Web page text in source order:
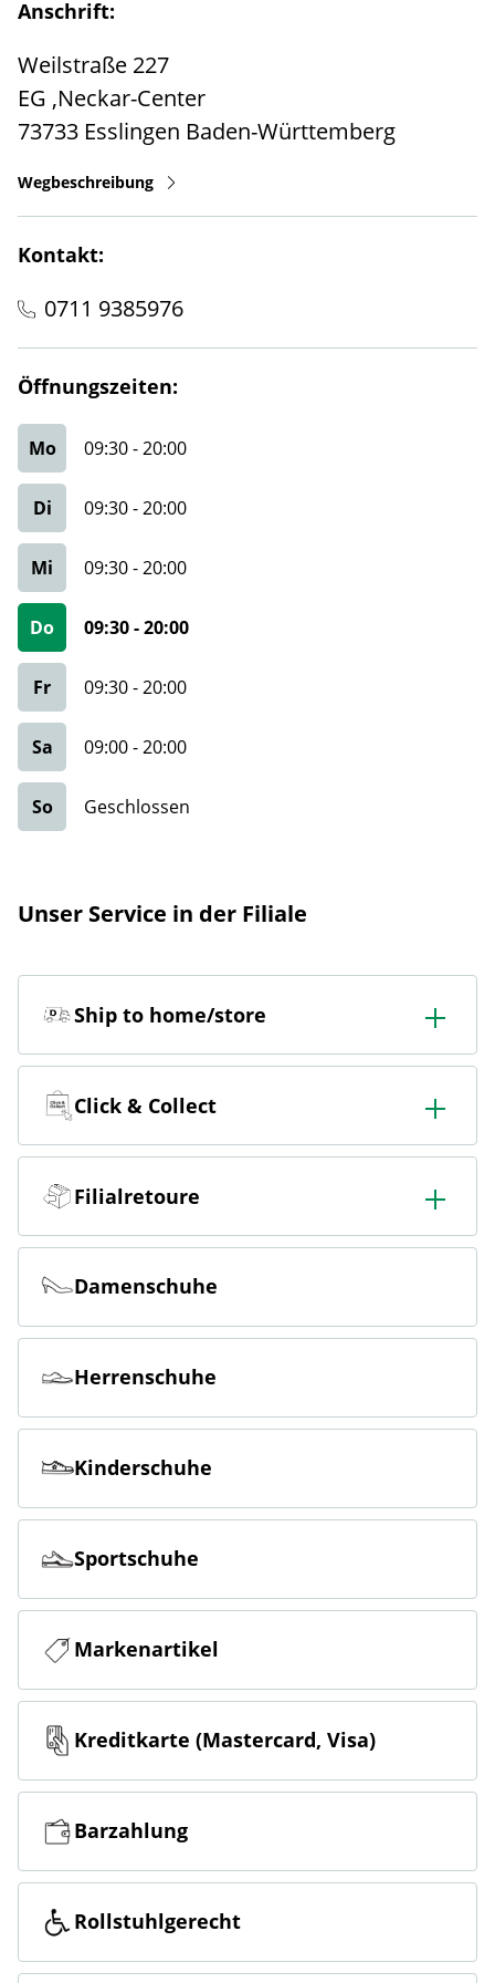
Anschrift:
Weilstraße 227
EG ,Neckar-Center
73733 Esslingen Baden-Württemberg
Wegbeschreibung
Kontakt:
0711 9385976
Öffnungszeiten:
Mo 09:30-20:00
Di 09:30-20:00
Mi 09:30-20:00
Do 09:30-20:00
Fr 09:30-20:00
Sa 09:00-20:00
So Geschlossen
Unser Service in der Filiale
Ship to home/store
In der Filiale bestellen & in die Filiale oder nach Hause
liefern lassen.
Click & Collect
Online bestellen & kostenlos hier in der Filiale abholen
Filialretoure
Online bestellen & kostenlos in der Filiale zurückgeben
Damenschuhe
Herrenschuhe
Kinderschuhe
Sportschuhe
Markenartikel
Kreditkarte (Mastercard, Visa)
Barzahlung
Rollstuhlgerecht